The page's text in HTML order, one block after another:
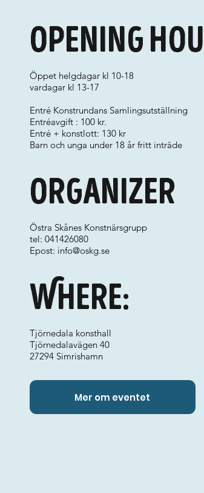
Where:
Organizer
Östra Skånes Konstnärsgrupp
tel: 041426080
Epost: info@oskg.se
Tjörnedala konsthall
Tjörnedalavägen 40
27294 Simrishamn
Opening
Öppet helgdagar kl 10-18
vardagar kl 13-17
Entré Konstrundans Samlingsutställning
Entréavgift : 100 kr.
Entré + konstlott: 130 kr
Barn och unga under 18 år fritt inträde
Mer om eventet